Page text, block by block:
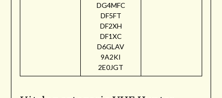
DG4MFC
DF5FT
DF2XH
DF1XC
D6GLAV
9A2KI
2E0JGT